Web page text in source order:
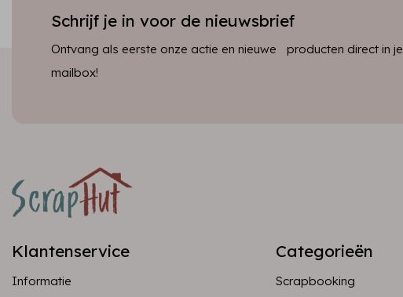
Schrijf je in voor de nieuwsbrief
Ontvang als eerste onze actie en nieuwe producten direct in je
mailbox!
Klantenservice
Informatie
Categorieën
Scrapbooking